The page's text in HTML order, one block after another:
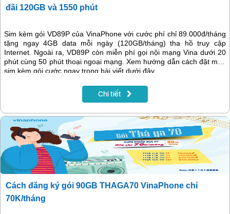
đãi 120GB và 1550 phút
Sim kèm gói VD89P của VinaPhone với cước phí chỉ 89.000đ/tháng
tặng ngay 4GB data mỗi ngày (120GB/tháng) tha hồ truy cập
Internet. Ngoài ra, VD89P còn miễn phí gọi nội mạng Vina dưới 20
phút cùng 50 phút thoại ngoại mạng. Xem hướng dẫn cách đặt mua
sim kèm gói cước ngay trong bài viết dưới đây.
Chi tiết
Cách đăng ký gói 90GB THAGA70 VinaPhone chỉ
70K/tháng